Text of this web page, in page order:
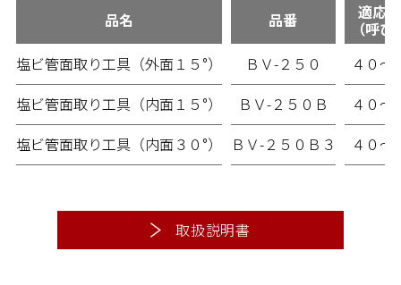
品名 品番 適応
（呼
塩ビ管面取り工具（外面１５°）
ＢＶ-２５０
４０～
塩ビ管面取り工具（内面１５°）
ＢＶ-２５０Ｂ
４０～
塩ビ管面取り工具（内面３０°）
ＢＶ-２５０Ｂ３ ４０～
取扱説明書